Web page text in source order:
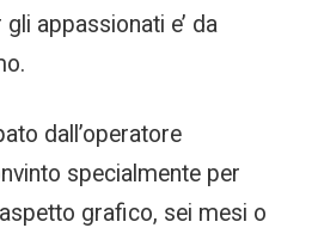
appassionati e’ da
dall’operatore
specialmente per
grafico, sei mesi o